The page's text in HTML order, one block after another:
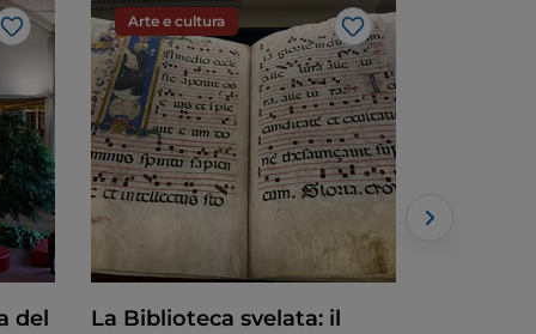
Like
del
Arte e cultura
Like
La Biblioteca svelata: il